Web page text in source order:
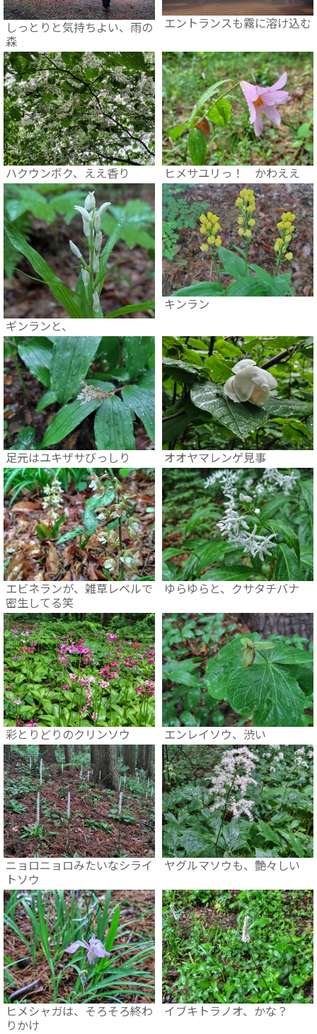
しっとりと気持ちよい、雨の
森
エントランスも霧に溶け込む
ハクウンボク、ええ香り ヒメサユリっ！ かわええ
ギンランと、
キンラン
足元はユキザサびっしり オオヤマレンゲ見事
エビネランが、雑草レベルで
密生してる笑
ゆらゆらと、クサタチバナ
彩とりどりのクリンソウ エンレイソウ、渋い
ニョロニョロみたいなシライ
トソウ
ヤグルマソウも、艶々しい
ヒメシャガは、そろそろ終わ
りかけ
イブキトラノオ、かな？